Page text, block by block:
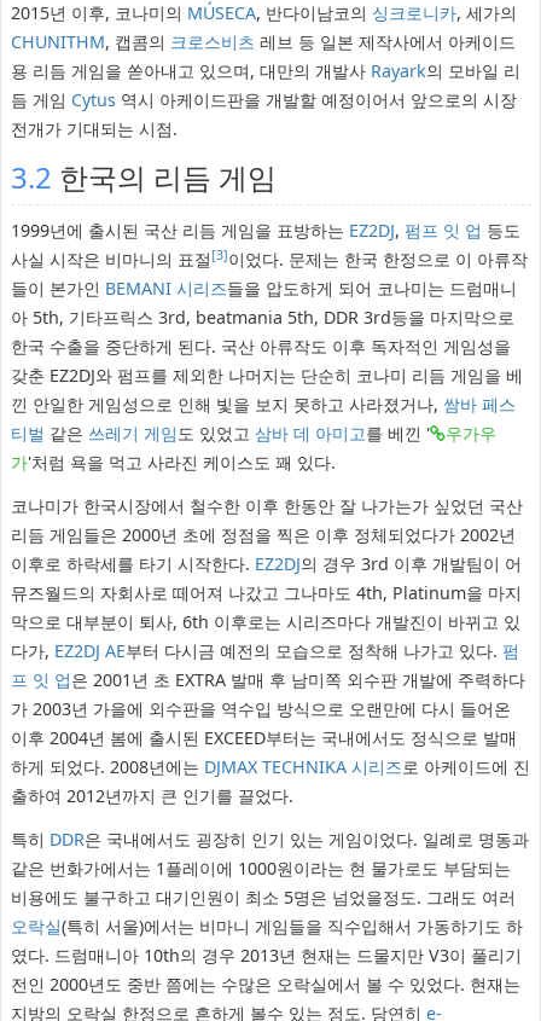
2015년 이후, 코나미의 MÚSECA, 반다이남코의 싱크로니카, 세가의
CHUNITHM, 캡콤의 크로스비츠 레브 등 일본 제작사에서 아케이드
용 리듬 게임을 쏟아내고 있으며, 대만의 개발사 Rayark의 모바일 리
듬 게임 Cytus역시 아케이드판을 개발할 예정이어서 앞으로의 시장
전개가 기대되는 시점.
3.2 한국의 리듬 게임
1999년에 출시된 국산 리듬 게임을 표방하는 EZ2DJ, 펌프 잇 업 등도
사실 시작은 비마니의 표절[3]이었다. 문제는 한국 한정으로 이 아류작
들이 본가인 BEMANI 시리즈들을 압도하게 되어 코나미는 드럼매니
아 5th, 기타프릭스 3rd, beatmania 5th, DDR 3rd등을 마지막으로
한국 수출을 중단하게 된다. 국산 아류작도 이후 독자적인 게임성을
갖춘 EZ2DJ와 펌프를 제외한 나머지는 단순히 코나미 리듬 게임을 베
낀 안일한 게임성으로 인해 빛을 보지 못하고 사라졌거나, 쌈바 페스
티벌 같은 쓰레기 게임도 있었고 삼바 데 아미고를 베낀 '
우가우
가'처럼 욕을 먹고 사라진 케이스도 꽤 있다.
코나미가 한국시장에서 철수한 이후 한동안 잘 나가는가 싶었던 국산
리듬 게임들은 2000년 초에 정점을 찍은 이후 정체되었다가 2002년
이후로 하락세를 타기 시작한다. EZ2DJ의 경우 3rd 이후 개발팀이 어
뮤즈월드의 자회사로 떼어져 나갔고 그나마도 4th, Platinum을 마지
막으로 대부분이 퇴사, 6th 이후로는 시리즈마다 개발진이 바뀌고 있
다가, EZ2DJ AE부터 다시금 예전의 모습으로 정착해 나가고 있다. 펌
프 잇 업은 2001년 초 EXTRA 발매 후 남미쪽 외수판 개발에 주력하다
가 2003년 가을에 외수판을 역수입 방식으로 오랜만에 다시 들어온
이후 2004년 봄에 출시된 EXCEED부터는 국내에서도 정식으로 발매
하게 되었다. 2008년에는 DJMAX TECHNIKA 시리즈로 아케이드에 진
출하여 2012년까지 큰 인기를 끌었다.
특히 DDR은 국내에서도 굉장히 인기 있는 게임이었다. 일례로 명동과
같은 번화가에서는 1플레이에 1000원이라는 현 물가로도 부담되는
비용에도 불구하고 대기인원이 최소 5명은 넘었을정도. 그래도 여러
오락실(특히 서울)에서는 비마니 게임들을 직수입해서 가동하기도 하
였다. 드럼매니아 10th의 경우 2013년 현재는 드물지만 V3이 풀리기
전인 2000년도 중반 쯤에는 수많은 오락실에서 볼 수 있었다. 현재는
지방의 오락실 한정으로 흔하게 볼수 있는 정도. 당연히 e-